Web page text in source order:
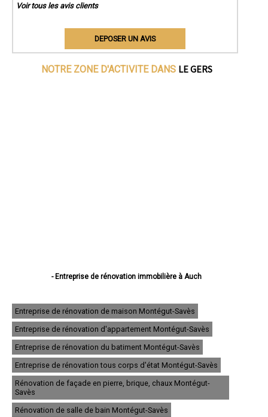
Voir tous les avis clients
DEPOSER UN AVIS
NOTRE ZONE D'ACTIVITE DANS LE GERS
- Entreprise de rénovation immobilière à Auch
- Entreprise de rénovation immobilière à Fleurance
- Entreprise de rénovation immobilière à Eauze
- Entreprise de rénovation immobilière à Mirande
- Entreprise de rénovation immobilière à Lectoure
- Entreprise de rénovation immobilière à Vic-Fezensac
- Entreprise de rénovation immobilière à Gimont
- Entreprise de rénovation immobilière à Pavie
- Entreprise de rénovation immobilière à Samatan
- Entreprise de rénovation immobilière à Lombez
Entreprise de rénovation de maison Montégut-Savès
Entreprise de rénovation d'appartement Montégut-Savès
Entreprise de rénovation du batiment Montégut-Savès
Entreprise de rénovation tous corps d'état Montégut-Savès
Rénovation de façade en pierre, brique, chaux Montégut-
Savès
Rénovation de salle de bain Montégut-Savès